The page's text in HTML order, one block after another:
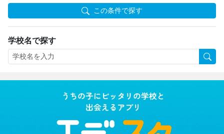
この条件で探す
学校名で探す